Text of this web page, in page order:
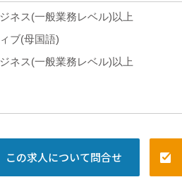
ネス(一般業務レベル)以上
ブ(母国語)
ネス(一般業務レベル)以上
この求人について問合せ